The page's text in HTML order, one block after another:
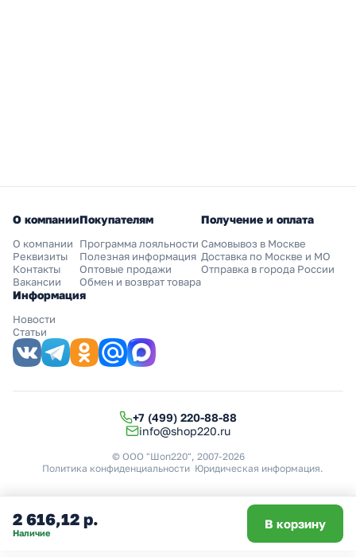
2 616,12 р.
Наличие
В корзину
О компании
О компании
Реквизиты
Контакты
Вакансии
Покупателям
Программа лояльности
Полезная информация
Оптовые продажи
Обмен и возврат товара
Получение и оплата
Самовывоз в Москве
Доставка по Москве и МО
Отправка в города России
Информация
Новости
Статьи
+7 (499) 220-88-88
info@shop220.ru
© ООО "Шоп220", 2007-2026
Политика конфиденциальности Юридическая информация.